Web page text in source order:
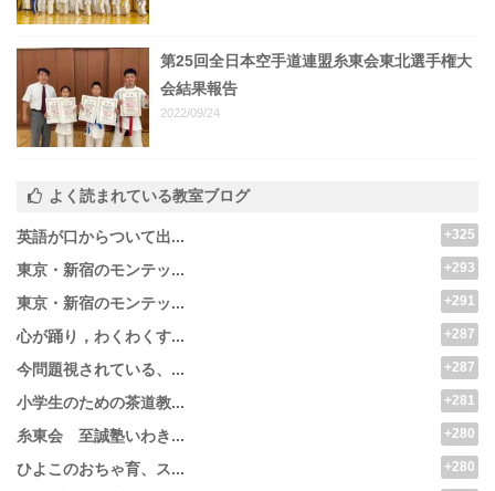
第25回全日本空手道連盟糸東会東北選手権大
会結果報告
2022/09/24
よく読まれている教室ブログ
英語が口からついて出... +325
東京・新宿のモンテッ... +293
東京・新宿のモンテッ... +291
心が踊り，わくわくす... +287
今問題視されている、... +287
小学生のための茶道教... +281
糸東会 至誠塾いわき... +280
ひよこのおちゃ育、ス... +280